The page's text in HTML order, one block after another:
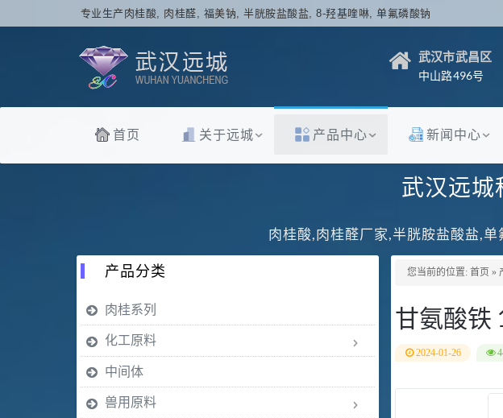
专业生产肉桂酸, 肉桂醛, 福美钠, 半胱胺盐酸盐, 8-羟基喹啉, 单氟磷酸钠
武汉市武昌区
中山路496号
首页 关于远城 产品中心 新闻中心
武汉远城
肉桂酸,肉桂醛厂家,半胱胺盐酸盐,
您当前的位置: 首页 »
甘氨酸铁
2024-01-26
产品分类
肉桂系列
化工原料
中间体
兽用原料